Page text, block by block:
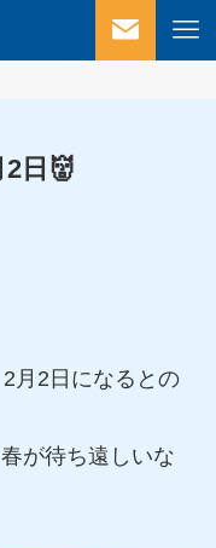
日👹
月2日になるとの
が待ち遠しいな